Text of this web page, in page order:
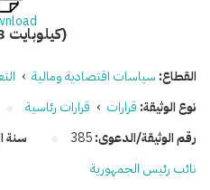
(111.18 كيلوبايت)
القطاع: سياسات اقتصادية ومالية ›
نوع الوثيقة: قرارات › قرارات رئاسية
رقم الوثيقة/الدعوى:385 سنة
نائب رئيس الجمهورية